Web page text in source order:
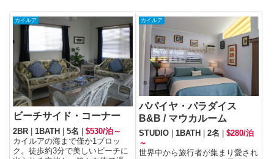
カイルア
ビーチサイド・コーナー
2BR | 1BATH | 5名 | $530/泊～
カイルアの海まで僅か1ブロッ
ク。徒歩約3分で美しいビーチに
カイルア
パパイヤ・パラダイス
B&B / マウカルーム
STUDIO| 1BATH 2名
$280/泊
～
世界中から旅行者が集まり愛され